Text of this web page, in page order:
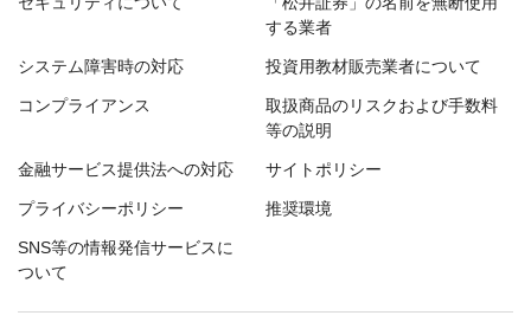
する業者
システム障害時の対応 投資用教材販売業者について
コンプライアンス
取扱商品のリスクおよび手数料
等の説明
金融サービス提供法への対応 サイトポリシー
プライバシーポリシー 推奨環境
SNS等の情報発信サービスに
ついて